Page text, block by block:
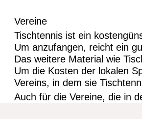
Vereine
Tischtennis ist ein
Um anzufangen, reicht ein
Das weitere Material wie
Um die Kosten der lokalen
Vereins, in dem sie
Auch für die Vereine, die in